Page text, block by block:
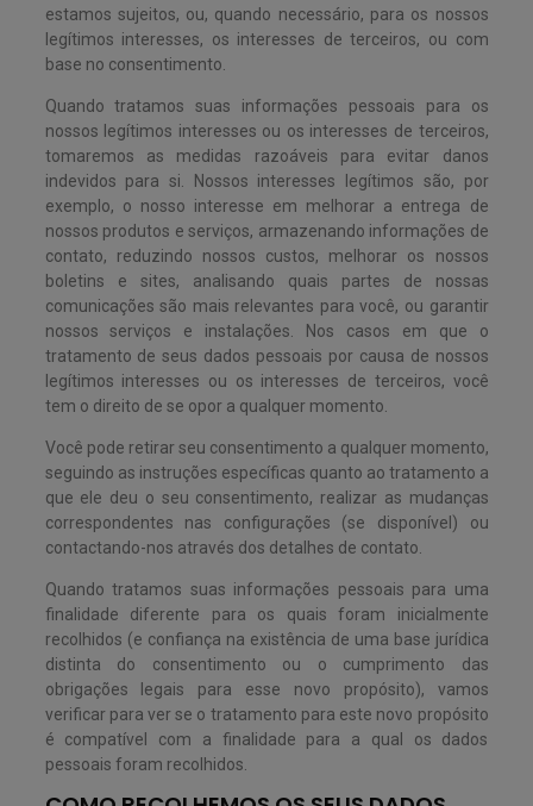
estamos sujeitos, ou, quando necessário, para os nossos
legítimos interesses, os interesses de terceiros, ou com
base no consentimento.
Quando tratamos suas informações pessoais para os
nossos legítimos interesses ou os interesses de terceiros,
tomaremos as medidas razoáveis para evitar danos
indevidos para si. Nossos interesses legítimos são, por
exemplo, o nosso interesse em melhorar a entrega de
nossos produtos e serviços, armazenando informações de
contato, reduzindo nossos custos, melhorar os nossos
boletins e sites, analisando quais partes de nossas
comunicações são mais relevantes para você, ou garantir
nossos serviços e instalações. Nos casos em que o
tratamento de seus dados pessoais por causa de nossos
legítimos interesses ou os interesses de terceiros, você
tem o direito de se opor a qualquer momento.
Você pode retirar seu consentimento a qualquer momento,
seguindo as instruções específicas quanto ao tratamento a
que ele deu o seu consentimento, realizar as mudanças
correspondentes nas configurações (se disponível) ou
contactando-nos através dos detalhes de contato.
Quando tratamos suas informações pessoais para uma
finalidade diferente para os quais foram inicialmente
recolhidos (e confiança na existência de uma base jurídica
distinta do consentimento ou o cumprimento das
obrigações legais para esse novo propósito), vamos
verificar para ver se o tratamento para este novo propósito
é compatível com a finalidade para a qual os dados
pessoais foram recolhidos.